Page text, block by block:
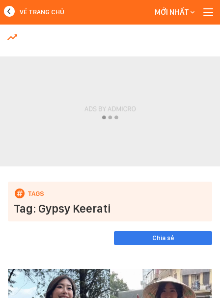
MỚI NHẤT
VỀ TRANG CHỦ MỚI NHẤT
Tag: Gypsy Keerati
Chia sẻ